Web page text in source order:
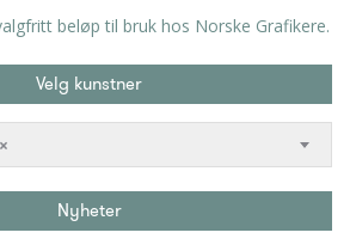
beløp til bruk hos Norske Grafikere.
Velg kunstner
×
Nyheter